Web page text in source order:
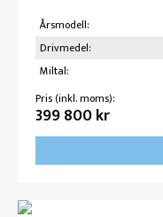
Årsmodell:
Drivmedel:
Miltal:
Pris (inkl. moms):
399 800 kr